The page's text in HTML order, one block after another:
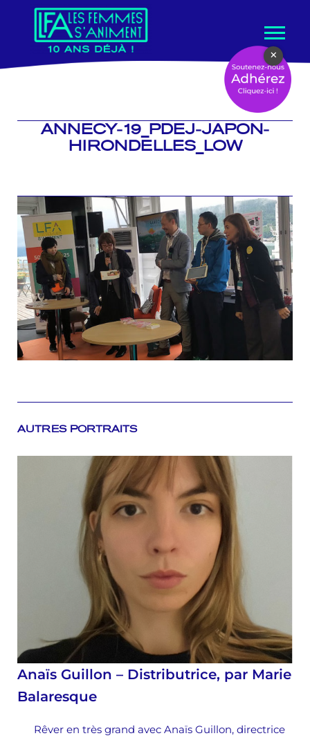
contenu
ANNECY-19_PDEJ-JAPON-
HIRONDELLES_LOW
AUTRES PORTRAITS
Anaïs Guillon – Distributrice, par Marie
Balaresque
Rêver en très grand avec Anaïs Guillon, directrice
×